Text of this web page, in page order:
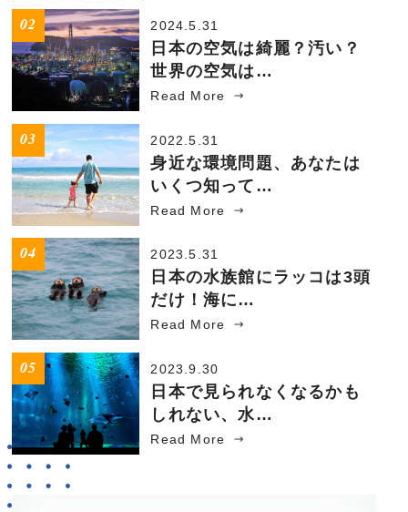
2024.5.31
日本の空気は綺麗？汚い？
世界の空気は…
Read More
2022.5.31
身近な環境問題、あなたは
いくつ知って…
Read More
2023.5.31
日本の水族館にラッコは3頭
だけ！海に…
Read More
2023.9.30
日本で見られなくなるかも
しれない、水…
Read More